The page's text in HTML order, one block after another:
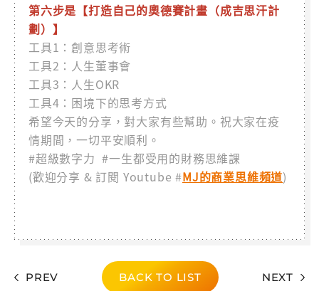
第六步是【打造自己的奧德賽計畫（成吉思汗計
劃）】
工具1：創意思考術
工具2：人生董事會
工具3：人生OKR
工具4：困境下的思考方式
希望今天的分享，對大家有些幫助。祝大家在疫
情期間，一切平安順利。
#超級數字力 #一生都受用的財務思維課
(歡迎分享 & 訂閱 Youtube #MJ的商業思維頻道)
PREV BACK TO LIST NEXT